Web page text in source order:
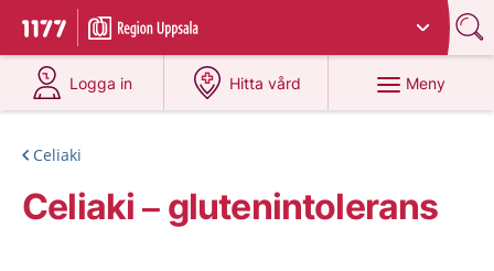
Till startsidan för 1177
Du har valt region
Logga in
på 1177.se
Hitta vård
på 1177.se
Meny
Celiaki
Celiaki – glutenintolerans